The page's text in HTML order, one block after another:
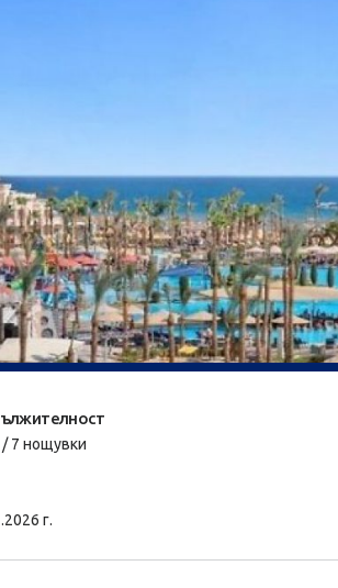
7 нощувки
г.